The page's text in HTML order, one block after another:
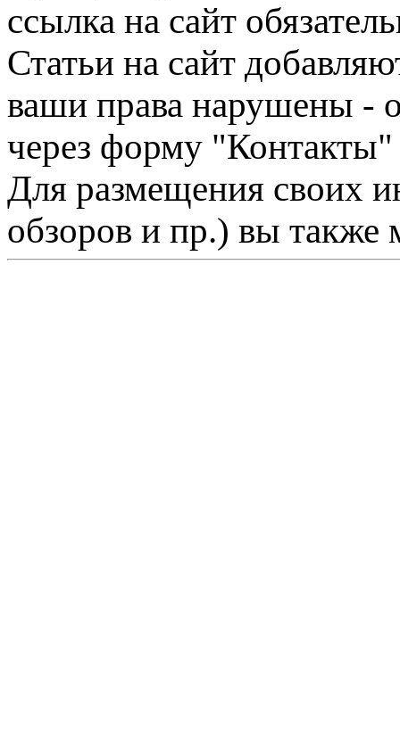
ссылка на сайт
Статьи на сайт
ваши права нарушены -
через форму "Контакты"
Для размещения своих
обзоров и пр.) вы также